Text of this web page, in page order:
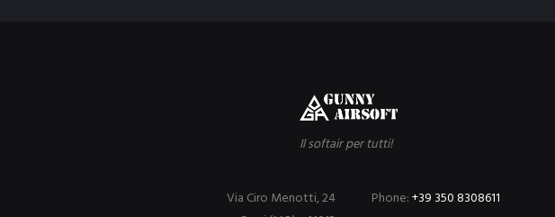
Il softair per tutti!
Phone:+39 350 8308611
Via Ciro Menotti, 24